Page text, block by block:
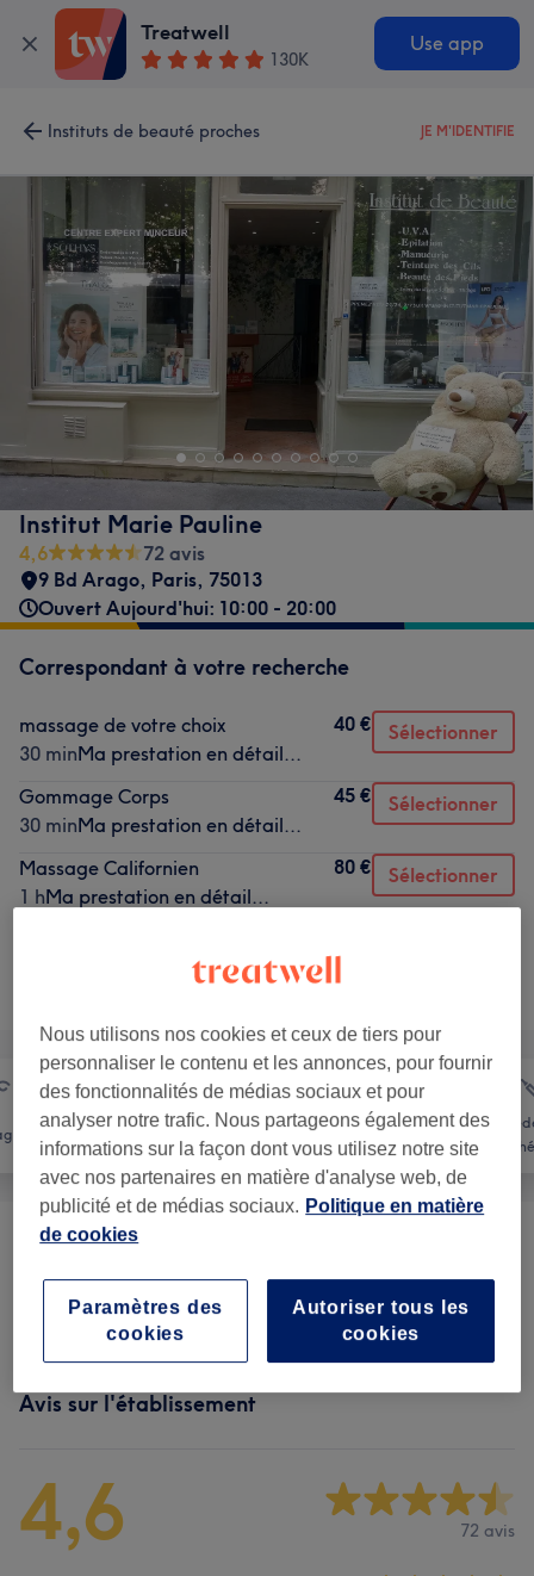
Treatwell
130K
Use app
Instituts de beauté proches JE M'IDENTIFIE
Institut Marie Pauline
4,6
72 avis
9 Bd Arago, Paris, 75013
Ouvert Aujourd'hui: 10:00 - 20:00
Correspondant à votre recherche
massage de votre choix
30 minMa prestation en détail...
40 € Sélectionner
Gommage Corps
30 minMa prestation en détail...
45 € Sélectionner
Massage Californien
1 hMa prestation en détail...
80 € Sélectionner
Ce n'est pas ce que vous recherchiez ?
Massage (8)
Massage DUO (5) à partir de 160 €
Avis sur l'établissement
4,6 72 avis
Nous utilisons nos cookies et ceux de tiers pour
personnaliser le contenu et les annonces, pour fournir
des fonctionnalités de médias sociaux et pour
analyser notre trafic. Nous partageons également des
informations sur la façon dont vous utilisez notre site
avec nos partenaires en matière d'analyse web, de
publicité et de médias sociaux. Politique en matière
de cookies
Autoriser tous les
cookies
Paramètres des
cookies